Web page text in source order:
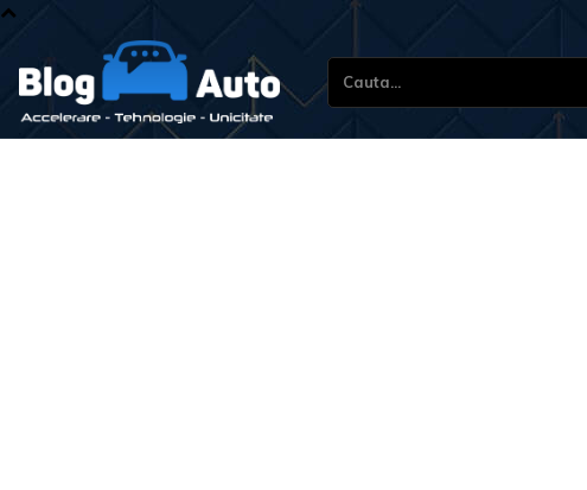
Cauta...